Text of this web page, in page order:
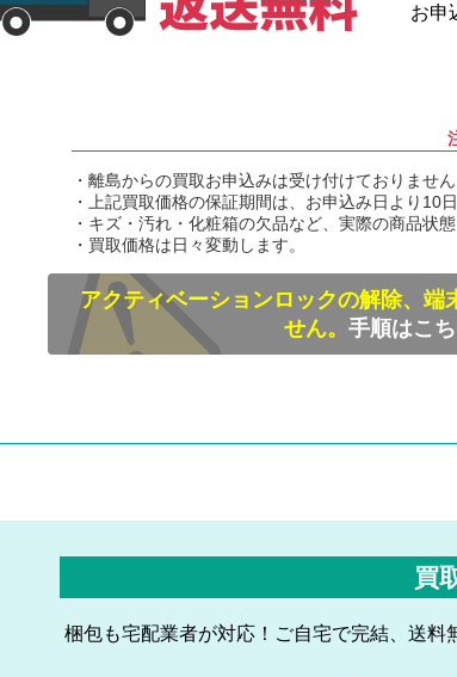
お申
・離島からの買取お申込みは受け付けておりません
・上記買取価格の保証期間は、お申込み日より10
・キズ・汚れ・化粧箱の欠品など、実際の商品状
・買取価格は日々変動します。
アクティベーションロックの解除、端
せん。 手順はこ
買
梱包も宅配業者が対応！ご自宅で完結、送料